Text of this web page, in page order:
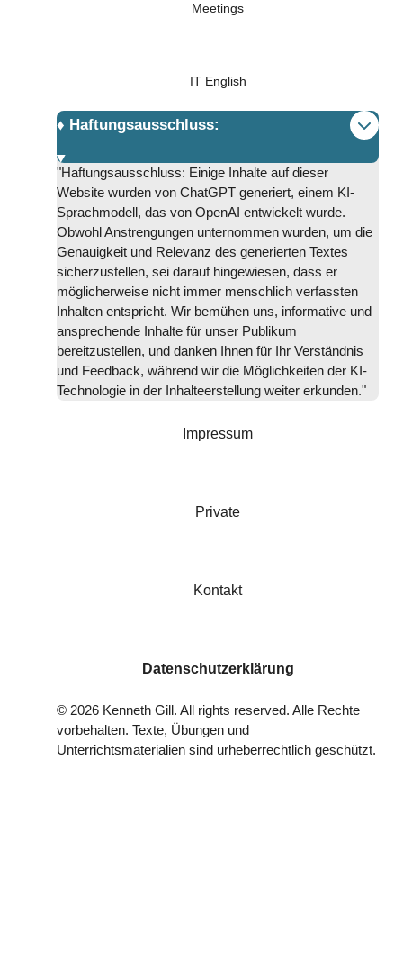
Meetings
IT English
♦️ Haftungsausschluss:
"Haftungsausschluss: Einige Inhalte auf dieser
Website wurden von ChatGPT generiert, einem KI-
Sprachmodell, das von OpenAI entwickelt wurde.
Obwohl Anstrengungen unternommen wurden, um die
Genauigkeit und Relevanz des generierten Textes
sicherzustellen, sei darauf hingewiesen, dass er
möglicherweise nicht immer menschlich verfassten
Inhalten entspricht. Wir bemühen uns, informative und
ansprechende Inhalte für unser Publikum
bereitzustellen, und danken Ihnen für Ihr Verständnis
und Feedback, während wir die Möglichkeiten der KI-
Technologie in der Inhalteerstellung weiter erkunden."
Impressum
Private
Kontakt
Datenschutzerklärung
© 2026Kenneth Gill. All rights reserved. Alle Rechte
vorbehalten. Texte, Übungen und
Unterrichtsmaterialien sind urheberrechtlich geschützt.